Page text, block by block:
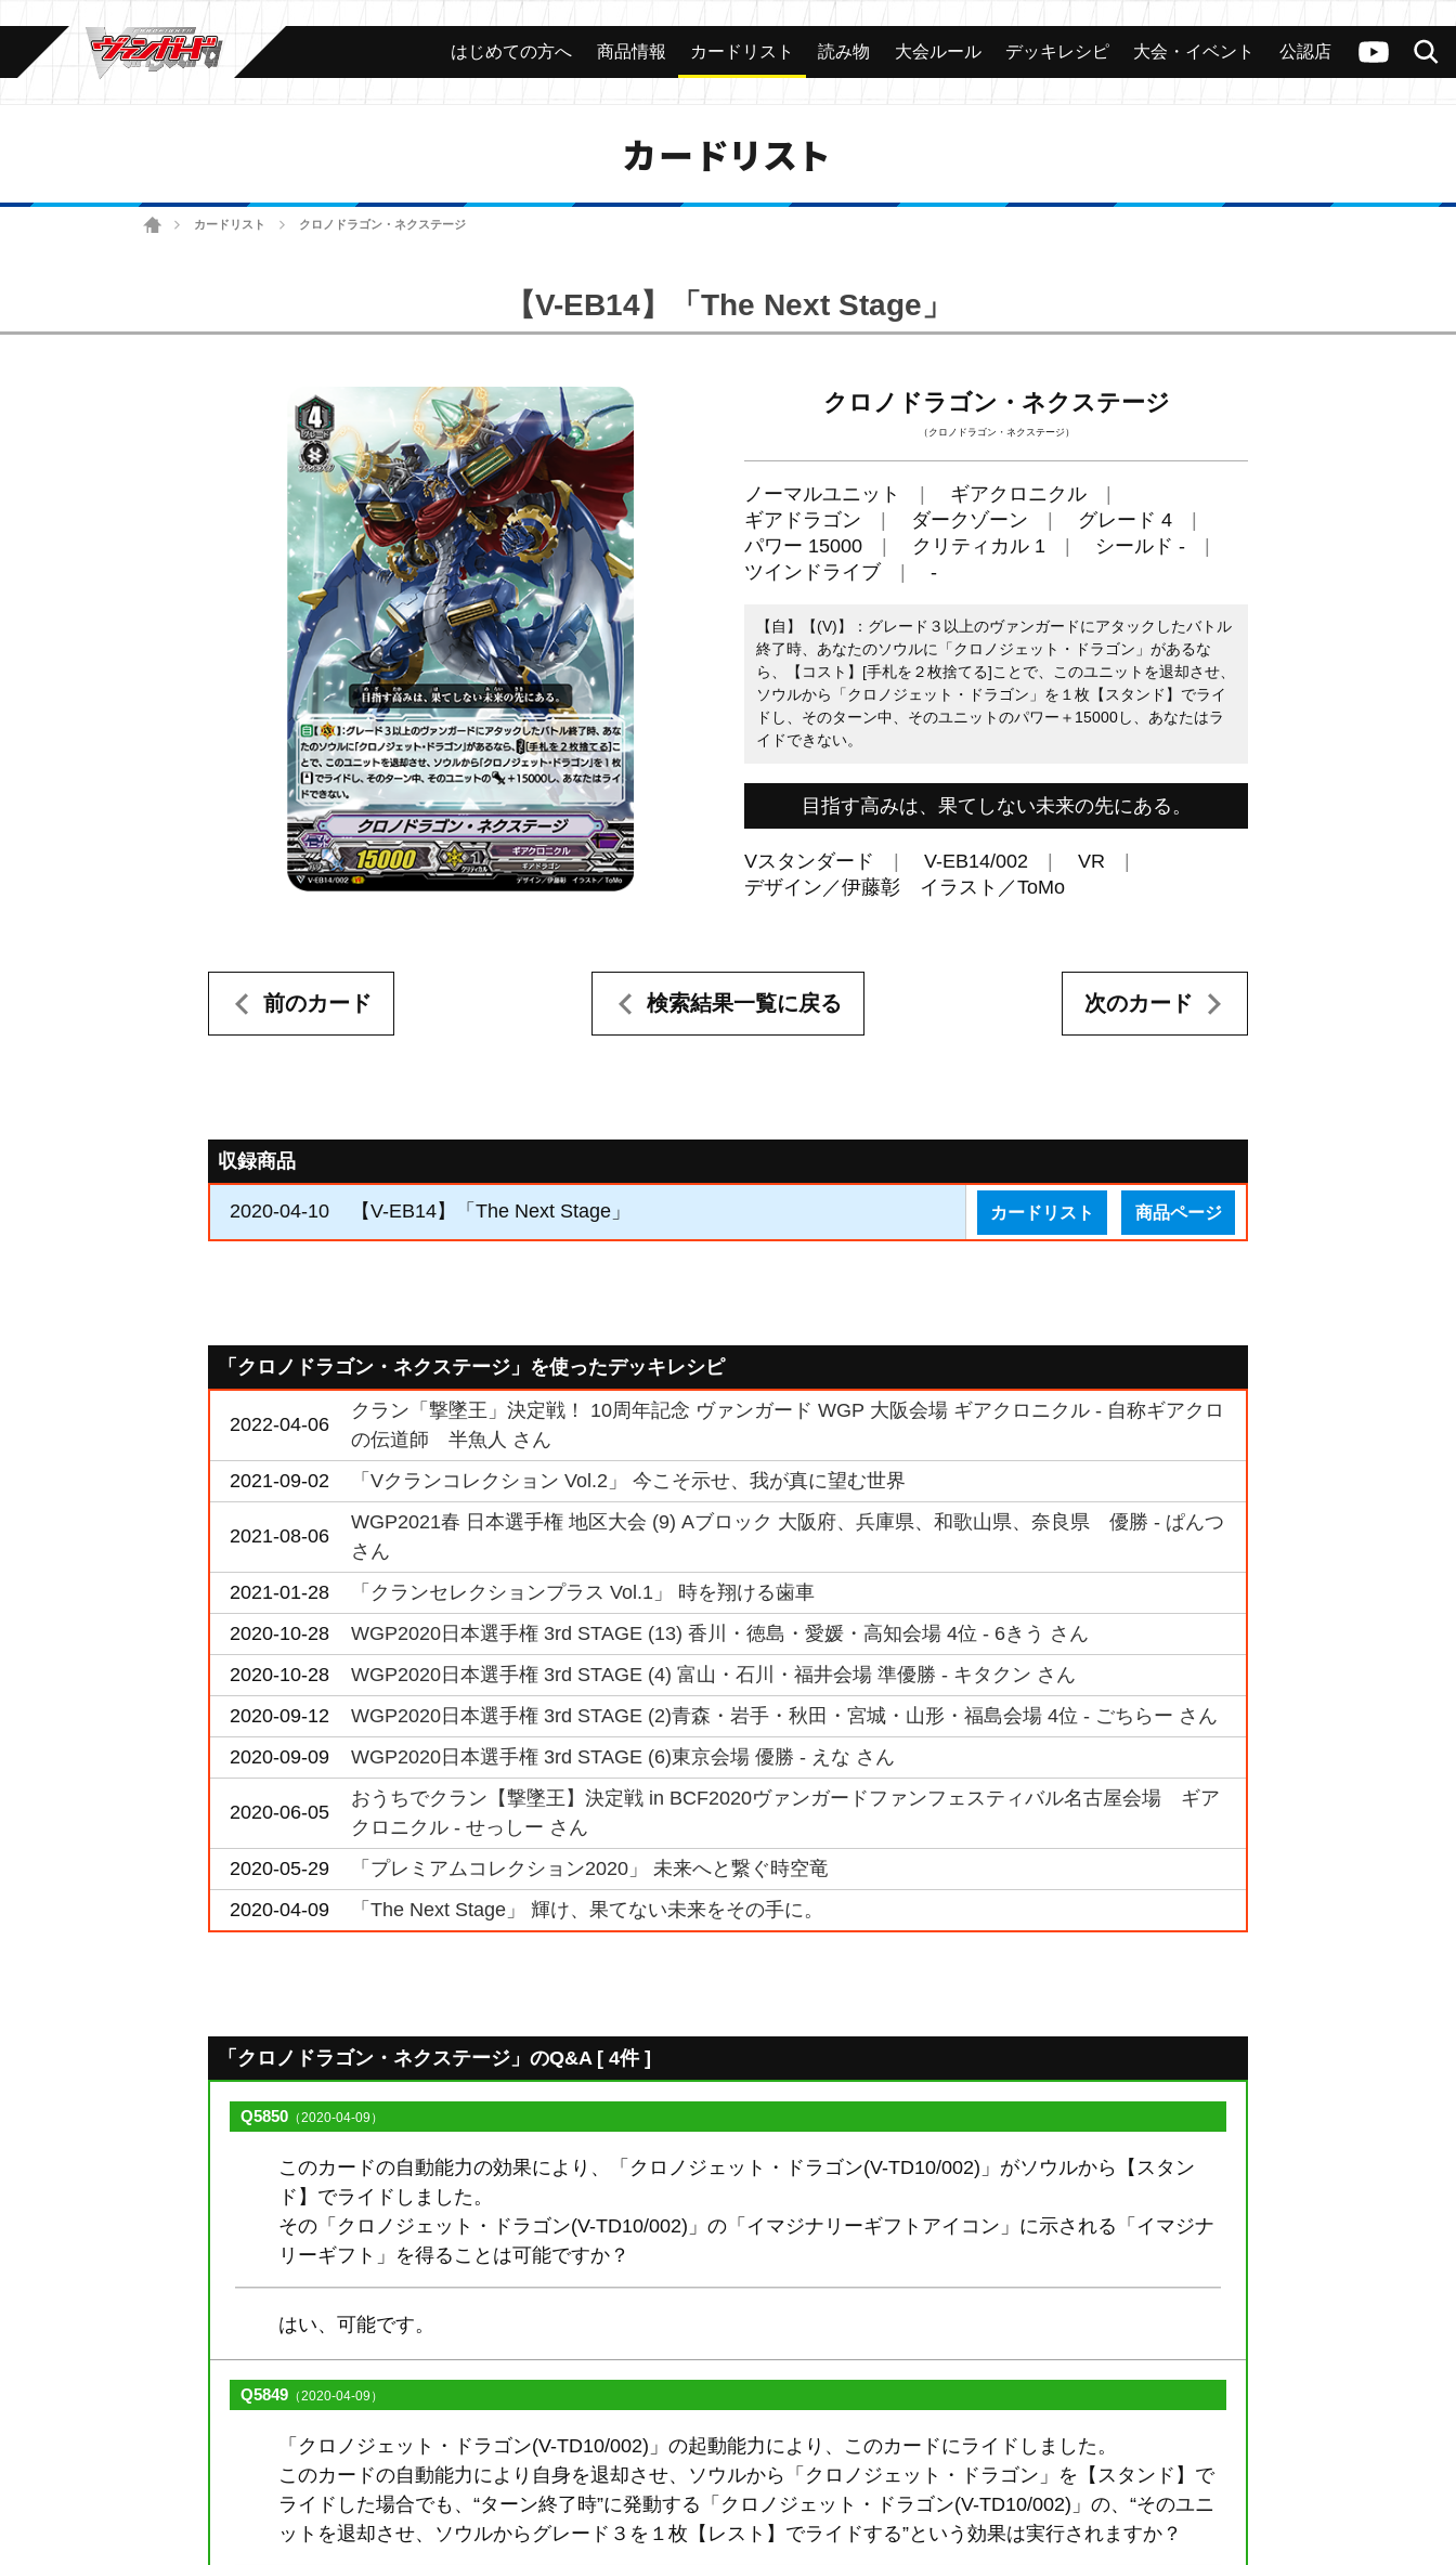
ヴァンガードch
検索
カード 大会 公認店舗 その他
はじめての方へ 商品情報 カードリスト 読み物 大会ルール デッキレシピ 大会・イベント 公認店
カードリスト
ホームカードリスト クロノドラゴン・ネクステージ
【V-EB14】「The Next Stage」
クロノドラゴン・ネクステージ
（クロノドラゴン・ネクステージ）
ノーマルユニット
ギアクロニクル
ギアドラゴン
ダークゾーン
グレード 4
パワー 15000
クリティカル 1
シールド -
ツインドライブ
-
【自】【(V)】：グレード３以上のヴァンガードにアタックしたバトル
終了時、あなたのソウルに「クロノジェット・ドラゴン」があるな
ら、【コスト】[手札を２枚捨てる]ことで、このユニットを退却させ、
ソウルから「クロノジェット・ドラゴン」を１枚【スタンド】でライ
ドし、そのターン中、そのユニットのパワー＋15000し、あなたはラ
イドできない。
目指す高みは、果てしない未来の先にある。
Vスタンダード V-EB14/002
VR
デザイン／伊藤彰 イラスト／ToMo
前のカード 検索結果一覧に戻る 次のカード
収録商品
2020-04-10 【V-EB14】「The Next Stage」 カードリスト 商品ページ
「クロノドラゴン・ネクステージ」を使ったデッキレシピ
2022-04-06
クラン「撃墜王」決定戦！ 10周年記念 ヴァンガード WGP 大阪会場 ギアクロニクル - 自称ギアクロ
の伝道師 半魚人 さん
2021-09-02
「Vクランコレクション Vol.2」 今こそ示せ、我が真に望む世界
2021-08-06
WGP2021春 日本選手権 地区大会 (9) Aブロック 大阪府、兵庫県、和歌山県、奈良県 優勝 - ぱんつ
さん
2021-01-28
「クランセレクションプラス Vol.1」 時を翔ける歯車
2020-10-28
WGP2020日本選手権 3rd STAGE (13) 香川・徳島・愛媛・高知会場 4位 - 6きう さん
2020-10-28
WGP2020日本選手権 3rd STAGE (4) 富山・石川・福井会場 準優勝 - キタクン さん
2020-09-12
WGP2020日本選手権 3rd STAGE (2)青森・岩手・秋田・宮城・山形・福島会場 4位 - ごちらー さん
2020-09-09
WGP2020日本選手権 3rd STAGE (6)東京会場 優勝 - えな さん
2020-06-05
おうちでクラン【撃墜王】決定戦 in BCF2020ヴァンガードファンフェスティバル名古屋会場 ギア
クロニクル - せっしー さん
2020-05-29
「プレミアムコレクション2020」 未来へと繋ぐ時空竜
2020-04-09
「The Next Stage」 輝け、果てない未来をその手に。
「クロノドラゴン・ネクステージ」のQ&A [ 4件 ]
Q5850 （2020-04-09）
このカードの自動能力の効果により、「クロノジェット・ドラゴン(V-TD10/002)」がソウルから【スタン
ド】でライドしました。
その「クロノジェット・ドラゴン(V-TD10/002)」の「イマジナリーギフトアイコン」に示される「イマジナ
リーギフト」を得ることは可能ですか？
はい、可能です。
Q5849 （2020-04-09）
「クロノジェット・ドラゴン(V-TD10/002)」の起動能力により、このカードにライドしました。
このカードの自動能力により自身を退却させ、ソウルから「クロノジェット・ドラゴン」を【スタンド】で
ライドした場合でも、“ターン終了時”に発動する「クロノジェット・ドラゴン(V-TD10/002)」の、“そのユニ
ットを退却させ、ソウルからグレード３を１枚【レスト】でライドする”という効果は実行されますか？